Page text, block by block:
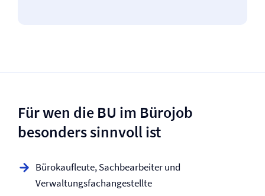
Für wen die BU im Bürojob
besonders sinnvoll ist
Bürokaufleute, Sachbearbeiter und
Verwaltungsfachangestellte